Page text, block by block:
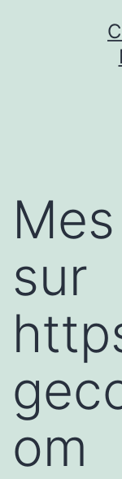
sur
om